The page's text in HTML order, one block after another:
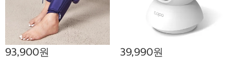
93,900원 39,990원